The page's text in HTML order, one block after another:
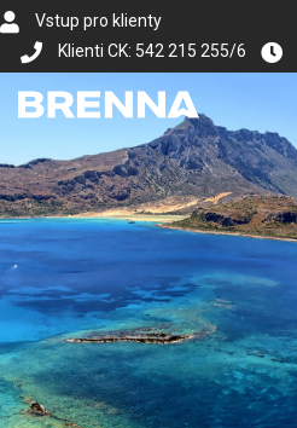
Vstup pro klienty
Klienti CK: 542 215 255/6